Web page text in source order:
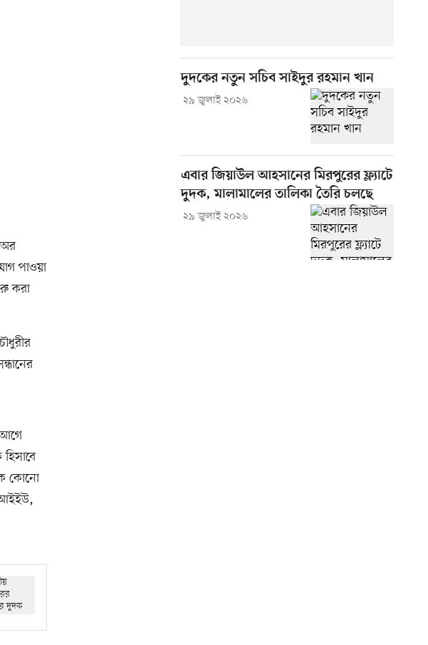
অর
পাওয়া
করা
আগে
কোনো
দুদকের নতুন সচিব সাইদুর রহমান খান
২৯ জুলাই ২০২৬
এবার জিয়াউল আহসানের মিরপুরের ফ্ল্যাটে
দুদক, মালামালের তালিকা তৈরি চলছে
২৯ জুলাই ২০২৬